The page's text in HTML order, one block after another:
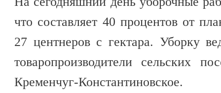
что составляет 40 процентов от
27 центнеров с гектара. Уборку
товаропроизводители сельских
Кременчуг-Константиновское.